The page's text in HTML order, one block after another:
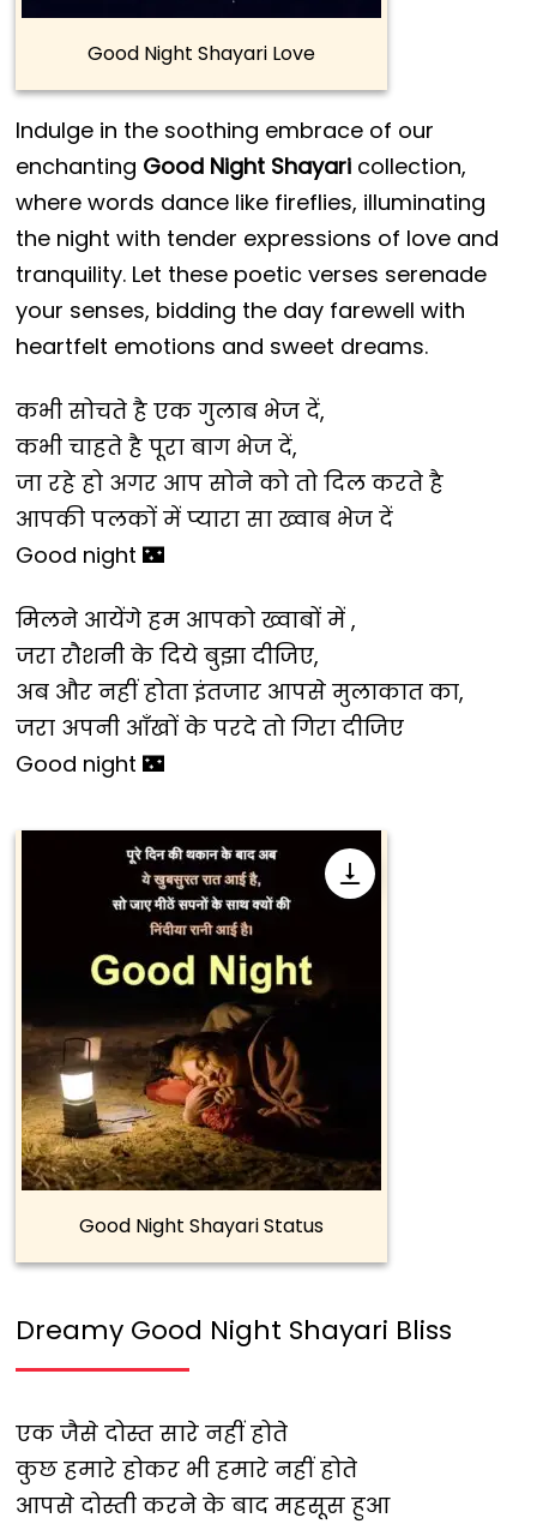
Good Night Shayari Love
Indulge in the soothing embrace of our
enchanting Good Night Shayaricollection,
where words dance like fireflies, illuminating
the night with tender expressions of love and
tranquility. Let these poetic verses serenade
your senses, bidding the day farewell with
heartfelt emotions and sweet dreams.
कभी सोचते है एक गुलाब भेज दें,
कभी चाहते है पूरा बाग भेज दें,
जा रहे हो अगर आप सोने को तो दिल करते है
आपकी पलकों में प्यारा सा ख्वाब भेज दें
Good night 🌃
मिलने आयेंगे हम आपको ख्वाबों में ,
जरा रौशनी के दिये बुझा दीजिए,
अब और नहीं होता इंतजार आपसे मुलाकात का,
जरा अपनी आँखों के परदे तो गिरा दीजिए
Good night 🌃
Good Night Shayari Status
Dreamy Good Night Shayari Bliss
एक जैसे दोस्त सारे नहीं होते
कुछ हमारे होकर भी हमारे नहीं होते
आपसे दोस्ती करने के बाद महसूस हुआ